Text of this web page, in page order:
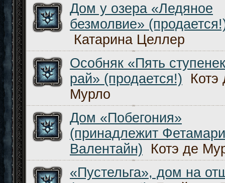
Дом у озера «Ледяное
безмолвие»
Катарина Целлер
Особняк «Пять
рай» (продается!)
Котэ
Мурло
Дом «Побегония»
(принадлежит
Валентайн)
Котэ де
«Пустельга», дом на